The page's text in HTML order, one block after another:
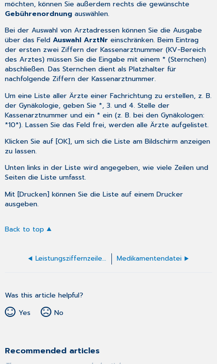
möchten, können Sie außerdem rechts die gewünschte
Gebührenordnung auswählen.
Bei der Auswahl von Arztadressen können Sie die Ausgabe
über das FeldAuswahl ArztNr einschränken. Beim Eintrag
der ersten zwei Ziffern der Kassenarztnummer (KV-Bereich
des Arztes) müssen Sie die Eingabe mit einem * (Sternchen)
abschließen. Das Sternchen dient als Platzhalter für
nachfolgende Ziffern der Kassenarztnummer.
Um eine Liste aller Ärzte einer Fachrichtung zu erstellen, z. B.
der Gynäkologie, geben Sie *, 3. und 4. Stelle der
Kassenarztnummer und ein * ein (z. B. bei den Gynäkologen:
*10*). Lassen Sie das Feld frei, werden alle Ärzte aufgelistet.
Klicken Sie auf [OK], um sich die Liste am Bildschirm anzeigen
zu lassen.
Unten links in der Liste wird angegeben, wie viele Zeilen und
Seiten die Liste umfasst.
Mit [Drucken] können Sie die Liste auf einem Drucker
ausgeben.
Back to top
Leistungsziffernzeilen in der Befunddatei Medikamentendatei
Was this article helpful?
Yes
No
Recommended articles